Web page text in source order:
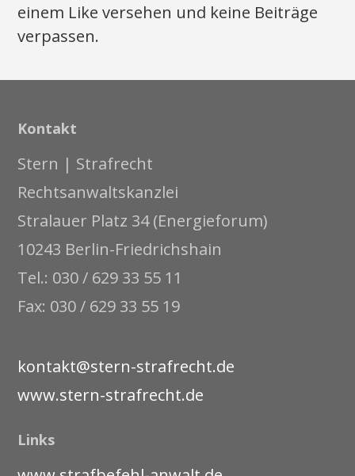
einem Like versehen und keine Beiträge
verpassen.
Kontakt
Stern | Strafrecht
Rechtsanwaltskanzlei
Stralauer Platz 34 (Energieforum)
10243 Berlin-Friedrichshain
Tel.: 030 / 629 33 55 11
Fax: 030 / 629 33 55 19
kontakt@stern-strafrecht.de
www.stern-strafrecht.de
Links